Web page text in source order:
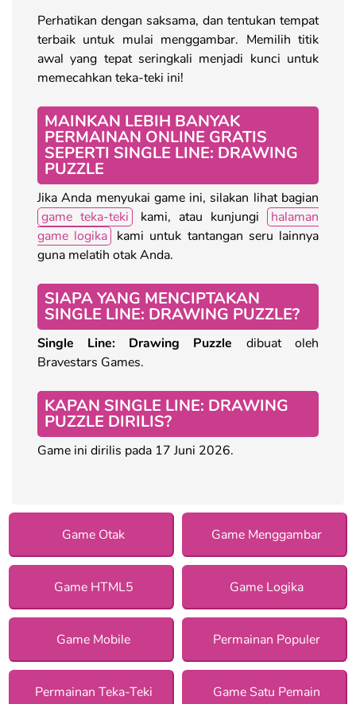
Perhatikan dengan saksama, dan tentukan tempat
terbaik untuk mulai menggambar. Memilih titik
awal yang tepat seringkali menjadi kunci untuk
memecahkan teka-teki ini!
MAINKAN LEBIH BANYAK
PERMAINAN ONLINE GRATIS
SEPERTI SINGLE LINE: DRAWING
PUZZLE
Jika Anda menyukai game ini, silakan lihat bagian
game teka-teki
kami, atau kunjungi
halaman
game logika kami untuk tantangan seru lainnya
guna melatih otak Anda.
SIAPA YANG MENCIPTAKAN
SINGLE LINE: DRAWING PUZZLE?
Single Line: Drawing Puzzle dibuat oleh
Bravestars Games.
KAPAN SINGLE LINE: DRAWING
PUZZLE DIRILIS?
Game ini dirilis pada 17 Juni 2026.
Game Otak Game Menggambar
Game HTML5 Game Logika
Game Mobile Permainan Populer
Permainan Teka-Teki Game Satu Pemain